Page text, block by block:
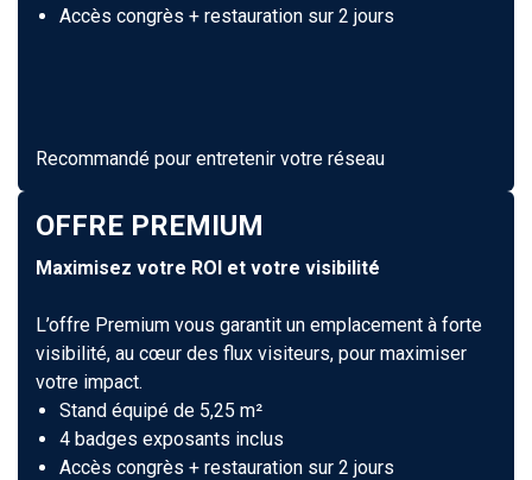
Accès congrès + restauration sur 2 jours
Recommandé pour entretenir votre réseau
OFFRE PREMIUM
Maximisez votre ROI et votre visibilité
L’offre Premium vous garantit un emplacement à forte
visibilité, au cœur des flux visiteurs, pour maximiser
votre impact.
Stand équipé de 5,25 m²
4 badges exposants inclus
Accès congrès + restauration sur 2 jours